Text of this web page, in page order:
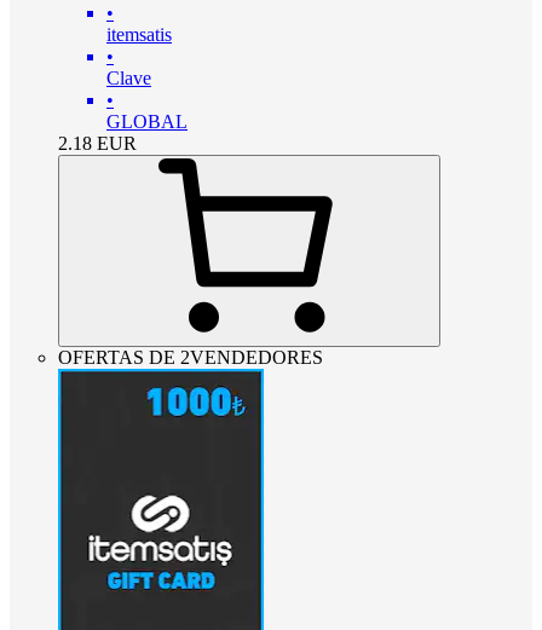
•
itemsatis
•
Clave
•
GLOBAL
2.18 EUR
OFERTAS DE 2VENDEDORES